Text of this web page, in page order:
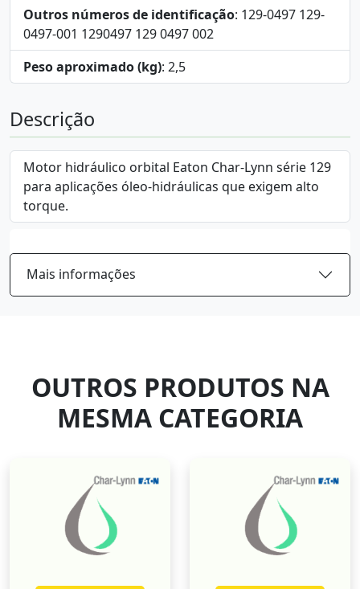
Outros números de identificação: 129-0497 129-
0497-001 1290497 129 0497 002
Peso aproximado (kg): 2,5
Descrição
Motor hidráulico orbital Eaton Char-Lynn série 129
para aplicações óleo-hidráulicas que exigem alto
torque.
Mais informações
OUTROS PRODUTOS NA
MESMA CATEGORIA